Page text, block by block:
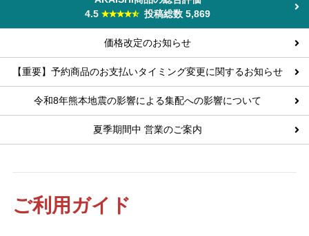
4.5
投稿総数 5,869
価格改定のお知らせ
【重要】予約商品のお支払いタイミング変更に関するお知らせ
令和8年熊本地震の影響による集配への影響について
夏季期間中 営業のご案内
ご利用ガイド